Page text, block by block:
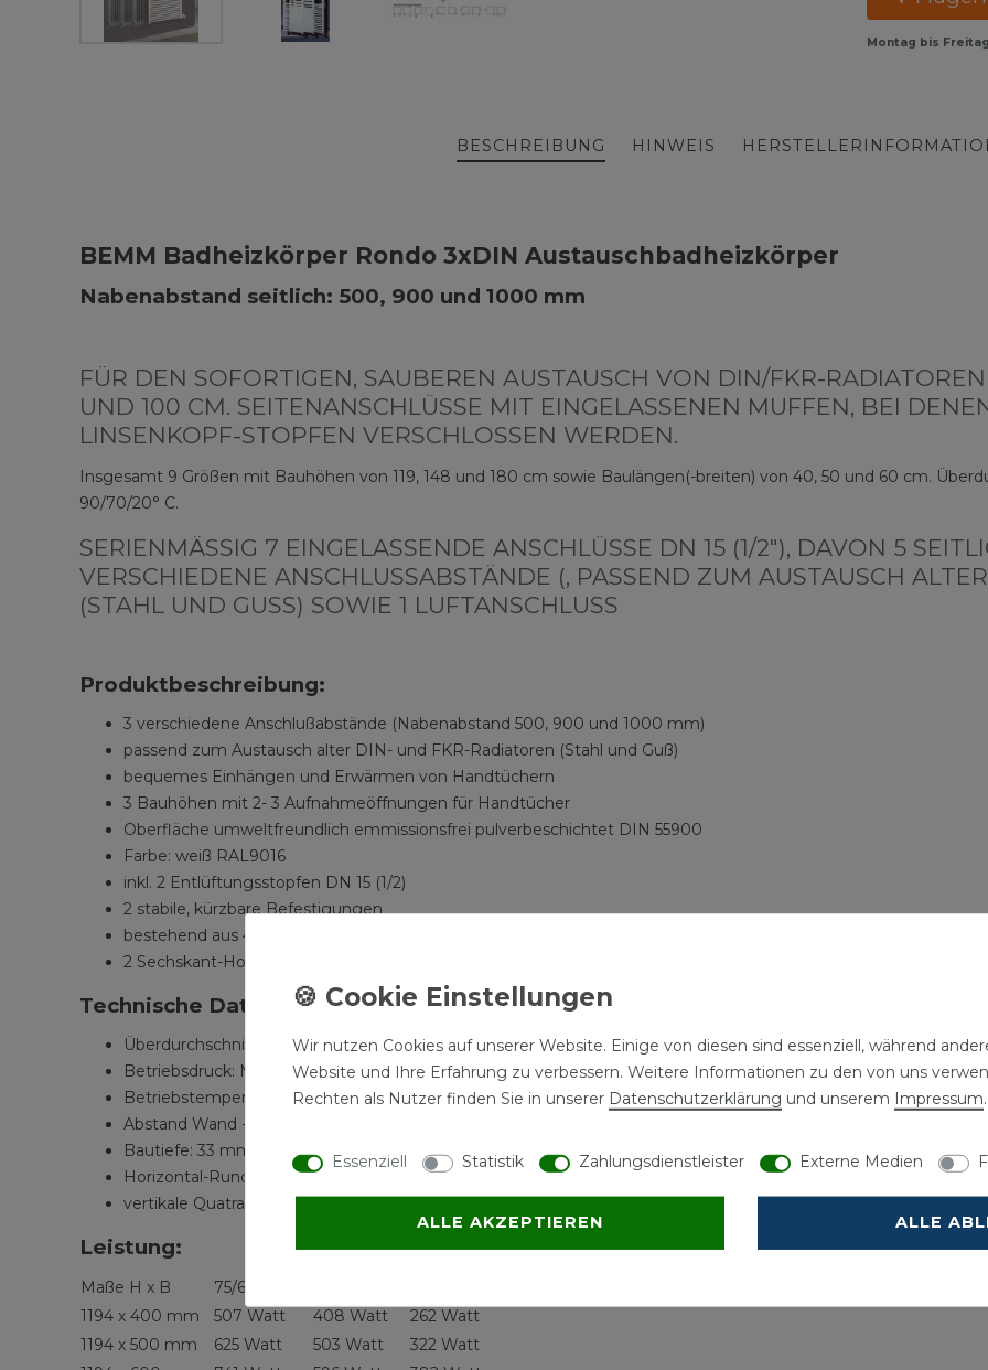
Montag bis Freitag
BESCHREIBUNG HINWEIS
BEMM Badheizkörper Rondo 3xDIN Austauschbadheizkörper
Nabenabstand seitlich: 500, 900 und 1000 mm
FÜR DEN SOFORTIGEN, SAUBEREN AUSTAUSCH VON DIN/FKR-
UND 100 CM. SEITENANSCHLÜSSE MIT EINGELASSENEN MUFFEN, BEI
LINSENKOPF-STOPFEN VERSCHLOSSEN WERDEN.
Insgesamt 9 Größen mit Bauhöhen von 119, 148 und 180 cm sowie Baulängen(-breiten) von 40, 50 und 60 cm.
90/70/20° C.
SERIENMÄSSIG 7 EINGELASSENDE ANSCHLÜSSE DN 15 (1/2"), DAVON 5
ERSCHIEDENE ANSCHLUSSABSTÄNDE (, PASSEND ZUM AUSTAUSCH ALTER
TAHL UND GUSS) SOWIE 1 LUFTANSCHLUSS
Produktbeschreibung:
3 verschiedene Anschlußabstände (Nabenabstand 500, 900 und 1000 mm)
passend zum Austausch alter DIN- und FKR-Radiatoren (Stahl und Guß)
bequemes Einhängen und Erwärmen von Handtüchern
3 Bauhöhen mit 2- 3 Aufnahmeöffnungen für Handtücher
Oberfläche umweltfreundlich emmissionsfrei pulverbeschichtet DIN 55900
Farbe: weiß RAL9016
inkl. 2 Entlüftungsstopfen DN 15 (1/2)
2 stabile, kürzbare Befestigungen
bestehend aus 4 Aluminiumdruckguß-Halbschalen mit Inbusschrauben und zwei kürzbare Konsolrohre
2 Sechskant-Holzschrauben mit Dübel sowie 1 Klemmhalter mit Distanzschraube.
Technische Daten:
Überdurchschnittliche Wärmeleistung bis 1544 Watt bei 90/70/20° C
Betriebsdruck: Max. 10 bar, für Fernwärme geeignet
Betriebstemperatur: Max 100 °C
Abstand Wand - Mitte Anschluss: 65 - 150 mm, kürzbar
Bautiefe: 33 mm
Horizontal-Rundrohre 18 mm mit Halbkugel-Rohrenden
vertikale Quatradrohre 30 x 30 mm
Leistung:
Maße H x B 75/65/20 °C
1194 x 400 mm
507 Watt 408 Watt
262 Watt
1194 x 500 mm
625 Watt 503 Watt
322 Watt
Wir nutzen Cookies auf unserer Website. Einige von diesen sind essenziell, während
Website und Ihre Erfahrung zu verbessern. Weitere Informationen zu den von uns
Rechten als Nutzer finden Sie in unserer Daten­schutz­erklärung und unserem Impressum.
Essenziell Statistik Zahlungsdienstleister Externe Medien
ALLE AKZEPTIEREN ALLE